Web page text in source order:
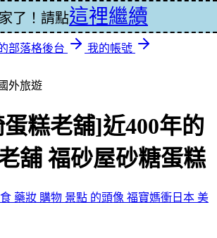
部落格後台
我的帳號
國外旅遊
糕老舖]近400年的
舖 福砂屋砂糖蛋糕
福寶媽衝日本 美
了！請點這裡繼續